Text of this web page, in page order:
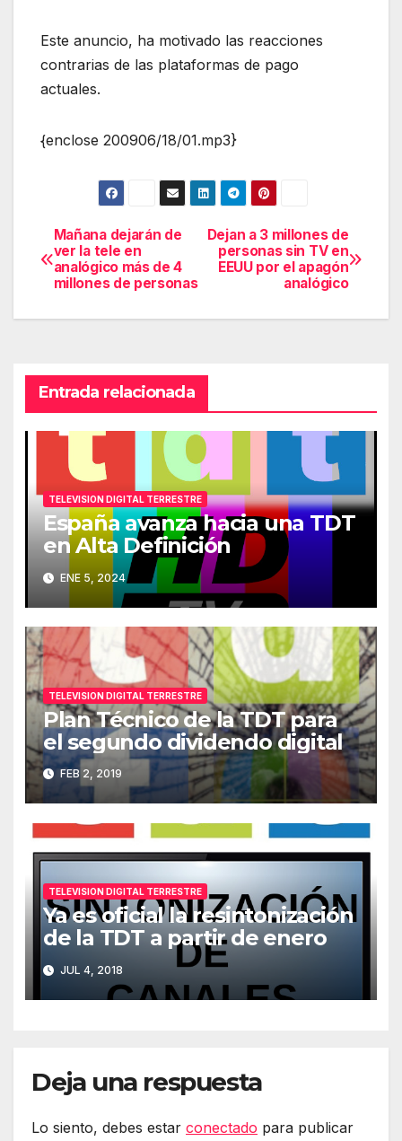
Este anuncio, ha motivado las reacciones
contrarias de las plataformas de pago
actuales.
{enclose 200906/18/01.mp3}
Navegación
de
entradas
Dejan a 3 millones de
personas sin TV en
EEUU por el apagón
analógico
Mañana dejarán de
ver la tele en
analógico más de 4
millones de personas
Entrada relacionada
TELEVISION DIGITAL TERRESTRE
España avanza hacia una TDT
en Alta Definición
ENE 5, 2024
TELEVISION DIGITAL TERRESTRE
Plan Técnico de la TDT para
el segundo dividendo digital
FEB 2, 2019
TELEVISION DIGITAL TERRESTRE
Ya es oficial la resintonización
de la TDT a partir de enero
JUL 4, 2018
Deja una respuesta
Lo siento, debes estar conectado para publicar